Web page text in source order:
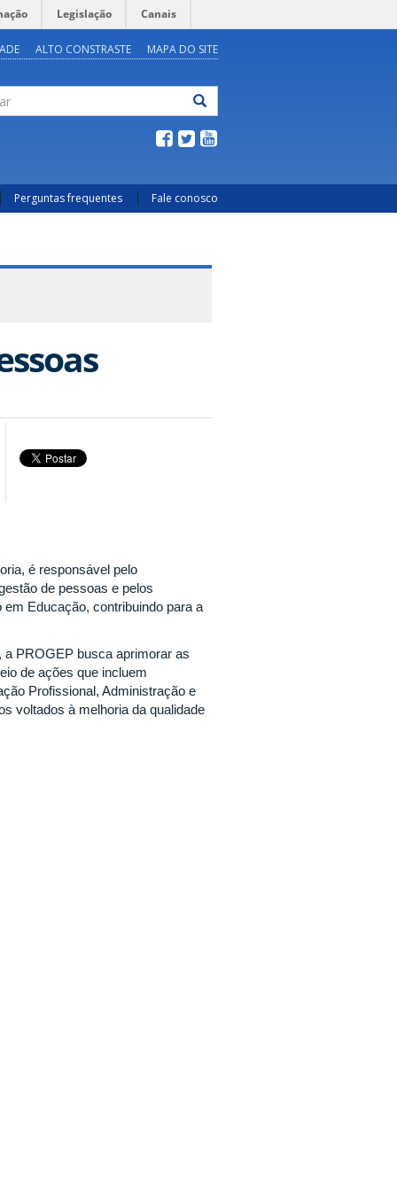
Legislação Canais
ALTO CONSTRASTE MAPA DO SITE
Perguntas frequentes Fale conosco
é responsável pelo
de pessoas e pelos
Educação, contribuindo para a
, a PROGEP busca aprimorar as
de ações que incluem
Profissional, Administração e
voltados à melhoria da qualidade